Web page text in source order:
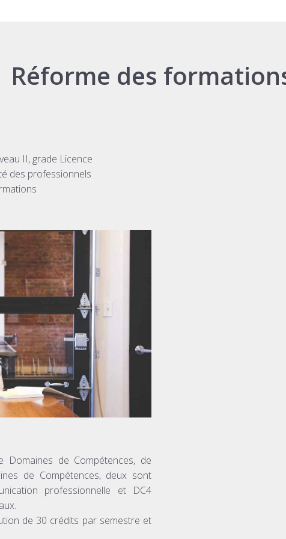
Réforme des
II, grade Licence
des professionnels
Domaines de Compétences, de
de Compétences, deux sont
professionnelle et DC4
de 30 crédits par semestre et